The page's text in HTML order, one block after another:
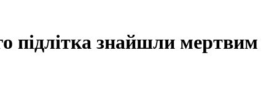
підлітка знайшли мертвим